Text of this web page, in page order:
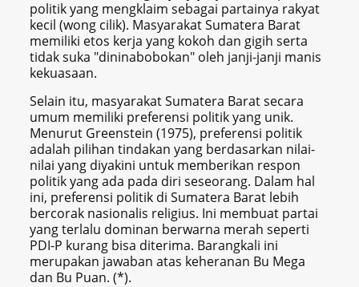
politik yang mengklaim sebagai partainya rakyat
kecil (wong cilik). Masyarakat Sumatera Barat
memiliki etos kerja yang kokoh dan gigih serta
tidak suka "dininabobokan" oleh janji-janji manis
kekuasaan.
Selain itu, masyarakat Sumatera Barat secara
umum memiliki preferensi politik yang unik.
Menurut Greenstein (1975), preferensi politik
adalah pilihan tindakan yang berdasarkan nilai-
nilai yang diyakini untuk memberikan respon
politik yang ada pada diri seseorang. Dalam hal
ini, preferensi politik di Sumatera Barat lebih
bercorak nasionalis religius. Ini membuat partai
yang terlalu dominan berwarna merah seperti
PDI-P kurang bisa diterima. Barangkali ini
merupakan jawaban atas keheranan Bu Mega
dan Bu Puan. (*).